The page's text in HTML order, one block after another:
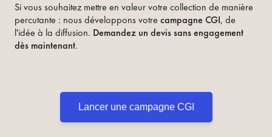
Si vous souhaitez mettre en valeur votre collection de manière
percutante : nous développons votre campagne CGI, de
l'idée à la diffusion. Demandez un devis sans engagement
dès maintenant.
Lancer une campagne CGI